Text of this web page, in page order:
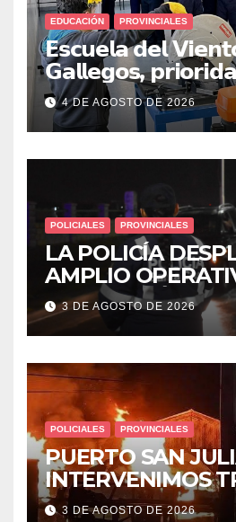
EDUCACIÓN PROVINCIALES
𝗘𝘀𝗰𝘂𝗲𝗹𝗮 𝗱𝗲𝗹
𝗚𝗮𝗹𝗹𝗲𝗴𝗼𝘀,
𝘀𝗲𝗴𝘂𝗿𝗶𝗱𝗮𝗱: 𝗖𝗹𝗮𝘃𝗲
𝗱𝗲 𝗹𝗼𝘀 𝘁𝗮𝗹𝗹𝗲𝗿𝗲𝘀
4 DE AGOSTO DE 2026
POLICIALES PROVINCIALES
LA POLICÍA
AMPLIO
PREVENCIÓN Y
EN TODA LA
3 DE AGOSTO DE 2026
POLICIALES PROVINCIALES
PUERTO SAN
INTERVENIMOS
INCENDIO DE
3 DE AGOSTO DE 2026